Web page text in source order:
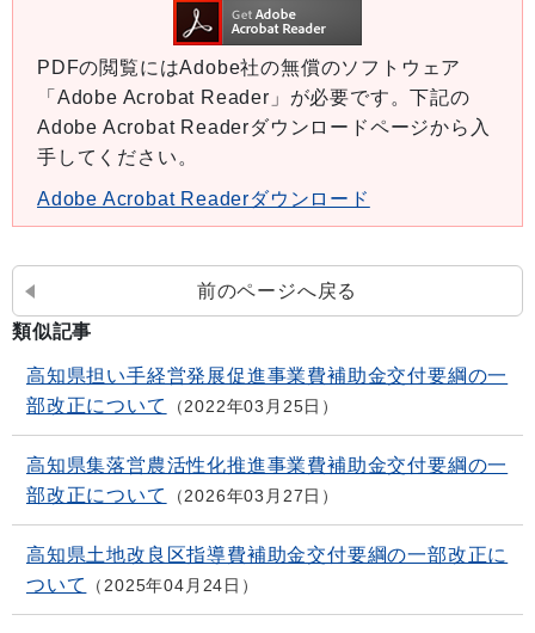
PDFの閲覧にはAdobe社の無償のソフトウェア
「Adobe Acrobat Reader」が必要です。下記の
Adobe Acrobat Readerダウンロードページから入
手してください。
Adobe Acrobat Readerダウンロード
前のページへ戻る
類似記事
高知県担い手経営発展促進事業費補助金交付要綱の一
部改正について
2022年03月25日
高知県集落営農活性化推進事業費補助金交付要綱の一
部改正について
2026年03月27日
高知県土地改良区指導費補助金交付要綱の一部改正に
ついて
2025年04月24日